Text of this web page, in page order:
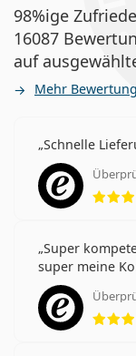
98%ige
16087
auf
Mehr
Schnelle
Super
super meine